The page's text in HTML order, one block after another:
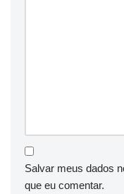
Salvar meus dados
que eu comentar.